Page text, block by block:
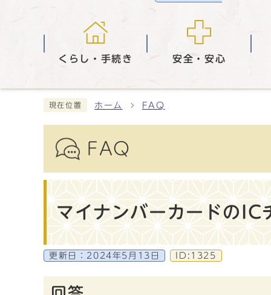
くらし・手続き 安全・安心
現在位置 ホーム FAQ
FAQ
マイナンバーカードのIC
更新日： 2024年5月13日 ID:1325